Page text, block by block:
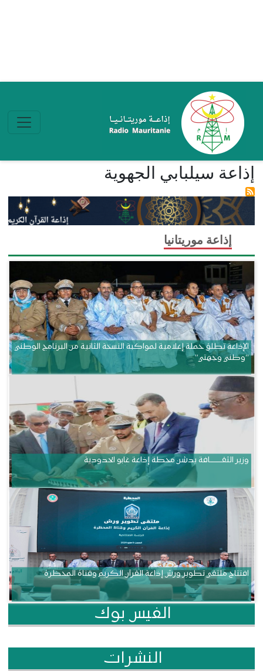
إذاعة سيلبابي الجهوية
إذاعة موريتانيا
الإذاعة تطلق حملة إعلامية لمواكبة النسخة الثانية من البرنامج الوطني
“وطني وجهتي”
وزير الثقــــــــــافة يدشن محطة إذاعة غابو الحدودية
افتتاح ملتقى تطوير ورش إذاعة القرآن الكريم وقناة المحظرة
الفيس بوك
النشرات